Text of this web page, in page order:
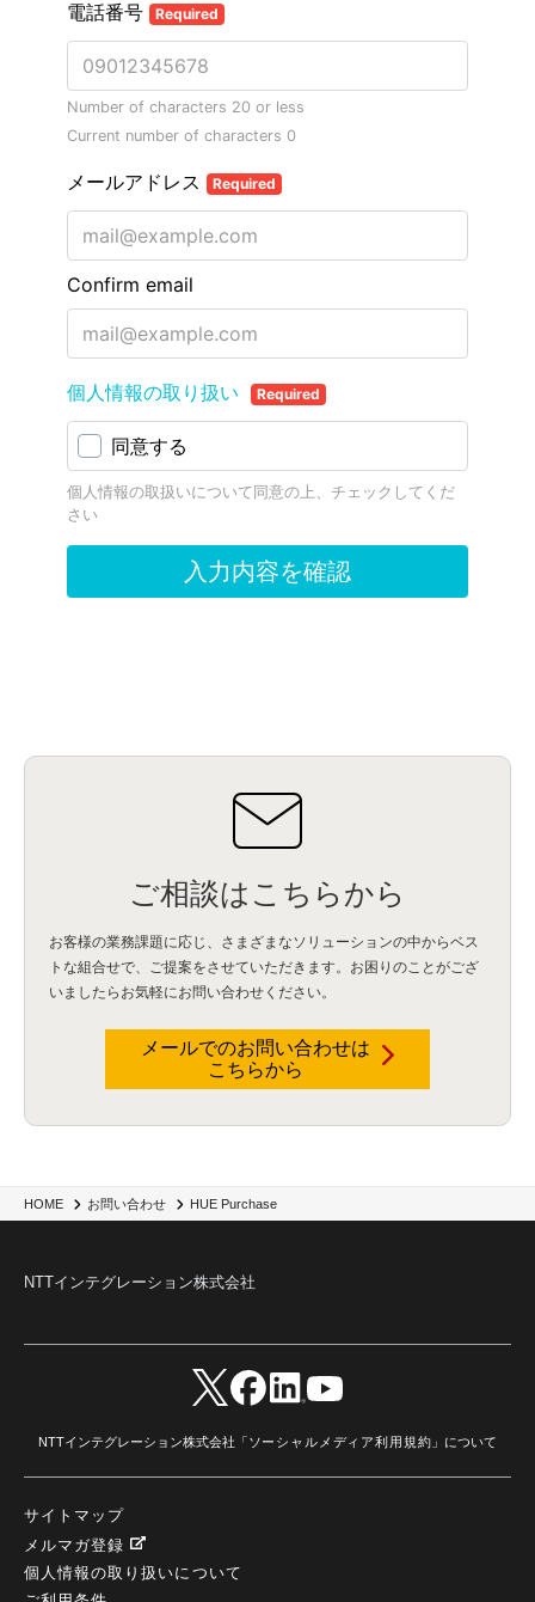
HOME お問い合わせ HUE Purchase
ご相談はこちらから
お客様の業務課題に応じ、さまざまなソリューションの中からベス
トな組合せで、
ご提案をさせていただきます。お困りのことがござ
いましたらお気軽にお問い合わせください。
メールでのお問い合わせは
こちらから
NTTインテグレーション株式会社
NTTインテグレーション株式会社「ソーシャルメディア利用規約 」について
サイトマップ
メルマガ登録
個人情報の取り扱いについて